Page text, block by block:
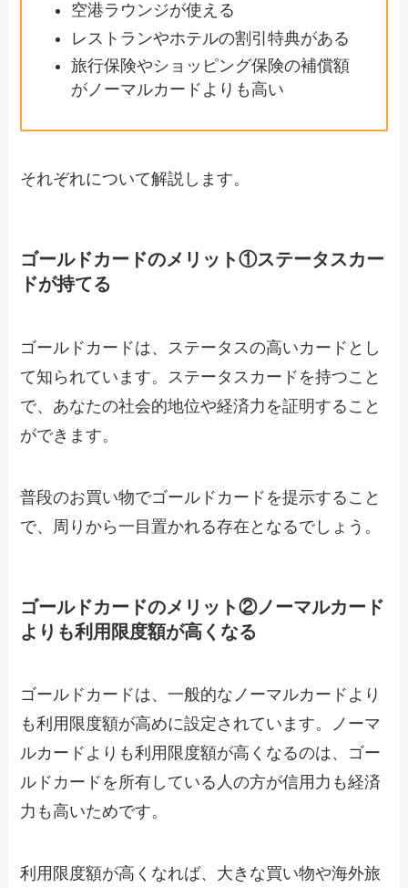
空港ラウンジが使える
レストランやホテルの割引特典がある
旅行保険やショッピング保険の補償額
がノーマルカードよりも高い
それぞれについて解説します。
ゴールドカードのメリット①ステータスカー
ドが持てる
ゴールドカードは、ステータスの高いカードとし
て知られています。ステータスカードを持つこと
で、あなたの社会的地位や経済力を証明すること
ができます。
普段のお買い物でゴールドカードを提示すること
で、周りから一目置かれる存在となるでしょう。
ゴールドカードのメリット②ノーマルカード
よりも利用限度額が高くなる
ゴールドカードは、一般的なノーマルカードより
も利用限度額が高めに設定されています。ノーマ
ルカードよりも利用限度額が高くなるのは、ゴー
ルドカードを所有している人の方が信用力も経済
力も高いためです。
利用限度額が高くなれば、大きな買い物や海外旅